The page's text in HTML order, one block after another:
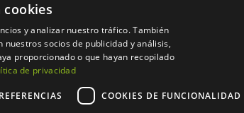
y analizar nuestro tráfico. También
socios de publicidad y análisis,
proporcionado o que hayan recopilado
de privacidad
COOKIES DE FUNCIONALIDAD